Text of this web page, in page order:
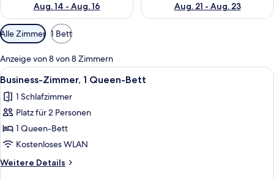
Aug. 14 - Aug. 16
Aug. 21 - Aug. 23
Verfügbare
Filter
für
Zimmer
Alle Zimmer 1 Bett
Anzeige von 8 von 8 Zimmern
Alle
Fotos
für
Business-
Zimmer,
1
Queen-
Bett
Ein Tablet zeigt eine
2
Business-Zimmer, 1 Queen-Bett
1 Schlafzimmer
Platz für 2 Personen
1 Queen-Bett
Kostenloses WLAN
Weitere Details
Weitere